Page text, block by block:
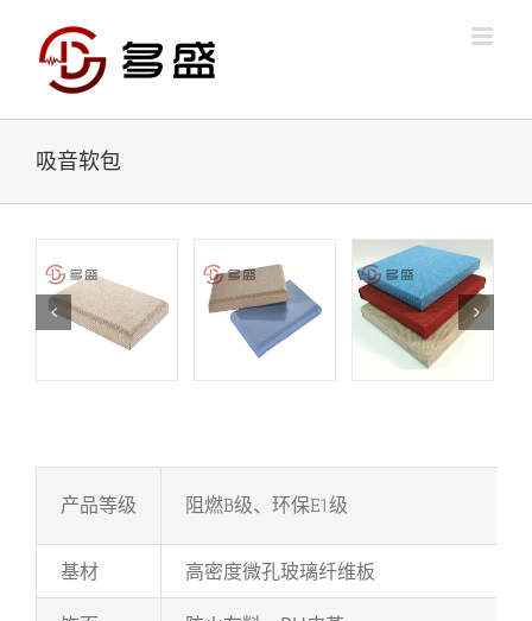
content
吸音软包
产品等级 阻燃B级、环保E1级
基材 高密度微孔玻璃纤维板